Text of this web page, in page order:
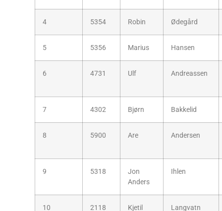
4 5354 Robin Ødegård
5 5356 Marius Hansen
6 4731 Ulf Andreassen
7 4302 Bjørn Bakkelid
8 5900 Are Andersen
9 5318
Jon
Anders
Ihlen
10 2118 Kjetil Langvatn